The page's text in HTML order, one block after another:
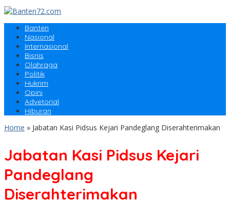
Banten
Nasional
Internasional
Bisnis
Olahraga
Politik
Hukrim
Opini
Advetorial
Hiburan
Home » Jabatan Kasi Pidsus Kejari Pandeglang Diserahterimakan
Jabatan Kasi Pidsus Kejari
Pandeglang
Diserahterimakan